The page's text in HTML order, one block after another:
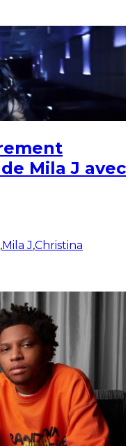
Mila J avec
,Mila J,Christina